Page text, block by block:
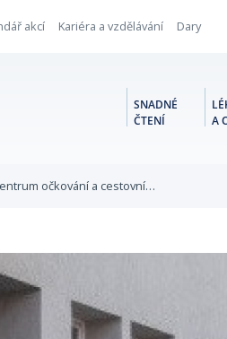
akcí Kariéra a vzdělávání Dary
SNADNÉ
ČTENÍ
A
očkování a cestovní…